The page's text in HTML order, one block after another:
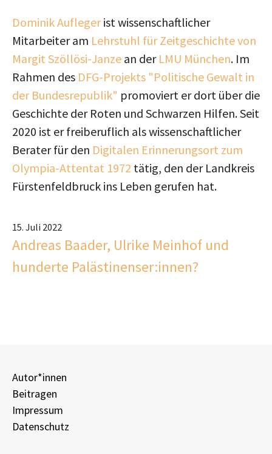
Dominik Auflegerist wissenschaftlicher
Mitarbeiter am Lehrstuhl für Zeitgeschichte von
Margit Szöllösi-Janze an der LMU München. Im
Rahmen des DFG-Projekts "Politische Gewalt in
der Bundesrepublik" promoviert er dort über die
Geschichte der Roten und Schwarzen Hilfen. Seit
2020 ist er freiberuflich als wissenschaftlicher
Berater für den Digitalen Erinnerungsort zum
Olympia-Attentat 1972 tätig, den der Landkreis
Fürstenfeldbruck ins Leben gerufen hat.
15. Juli 2022
Andreas Baader, Ulrike Meinhof und
hunderte Palästinenser:innen?
Autor*innen
Beitragen
Impressum
Datenschutz